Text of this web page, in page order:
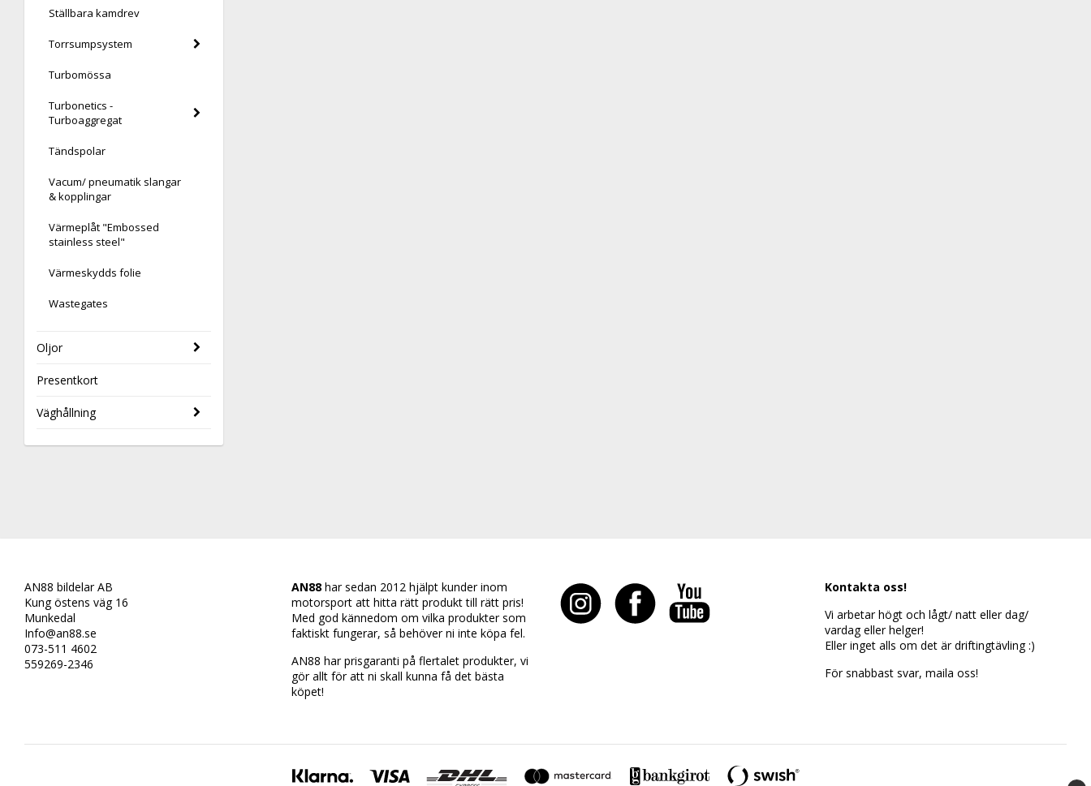
Ställbara kamdrev
Torrsumpsystem
Turbomössa
Turbonetics -
Turboaggregat
Tändspolar
Vacum/ pneumatik slangar
& kopplingar
Värmeplåt "Embossed
stainless steel"
Värmeskydds folie
Wastegates
Oljor
Presentkort
Väghållning
AN88 bildelar AB
Kung östens väg 16
Munkedal
Info@an88.se
073-511 4602
559269-2346
AN88har sedan 2012 hjälpt kunder inom
motorsport att hitta rätt produkt till rätt pris!
Med god kännedom om vilka produkter som
faktiskt fungerar, så behöver ni inte köpa fel.
AN88 har prisgaranti på flertalet produkter, vi
gör allt för att ni skall kunna få det bästa
köpet!
Kontakta oss!
Vi arbetar högt och lågt/ natt eller dag/
vardag eller helger!
Eller inget alls om det är driftingtävling :)
För snabbast svar, maila oss!